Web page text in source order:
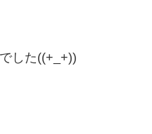
した((+_+))